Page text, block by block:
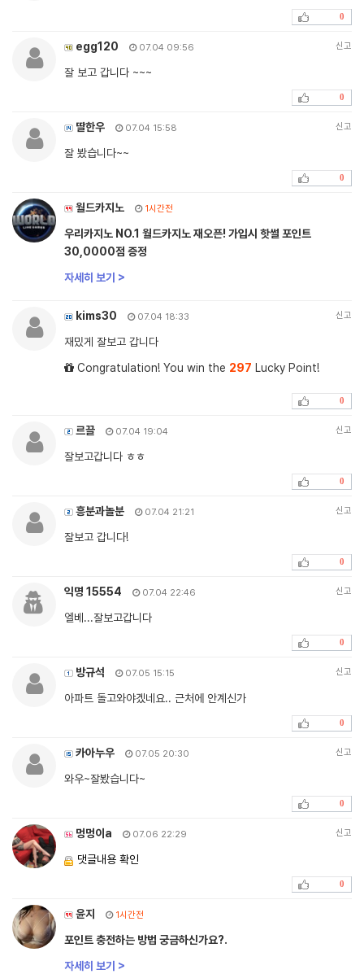
0
egg120 07.04 09:56 신고
잘 보고 갑니다 ~~~
0
딸한우 07.04 15:58 신고
잘 봤습니다~~
0
월드카지노 1시간전
우리카지노 NO.1 월드카지노 재오픈! 가입시 핫썰 포인트
30,0000점 증정
자세히 보기 >
kims30 07.04 18:33 신고
재밌게 잘보고 갑니다
Congratulation! You win the 297 Lucky Point!
0
르끌 07.04 19:04 신고
잘보고갑니다 ㅎㅎ
0
흥분과놀분 07.04 21:21 신고
잘보고 갑니다!
0
익명 15554 07.04 22:46 신고
엘베...잘보고갑니다
0
방규석 07.05 15:15 신고
아파트 돌고와야겠네요.. 근처에 안계신가
0
카아누우 07.05 20:30 신고
와우~잘봤습니다~
0
멍멍이a 07.06 22:29 신고
댓글내용 확인
0
윤지 1시간전
포인트 충전하는 방법 궁금하신가요?.
자세히 보기 >